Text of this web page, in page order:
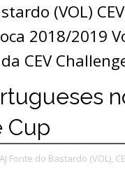
(VOL)
2018/2019
CEV
Cup
AJ Fonte do Bastardo (VOL),